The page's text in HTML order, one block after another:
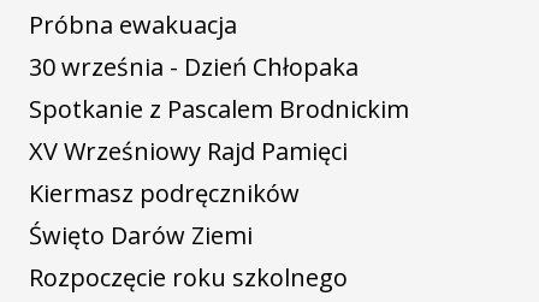
Próbna ewakuacja
30 września - Dzień Chłopaka
Spotkanie z Pascalem Brodnickim
XV Wrześniowy Rajd Pamięci
Kiermasz podręczników
Święto Darów Ziemi
Rozpoczęcie roku szkolnego